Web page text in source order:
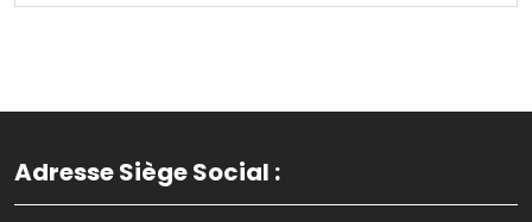
Adresse Siège Social :